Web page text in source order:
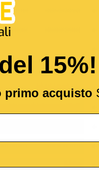
15%!
primo acquisto